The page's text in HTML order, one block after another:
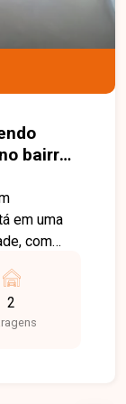
sua visita!
bairro
em uma
com
2